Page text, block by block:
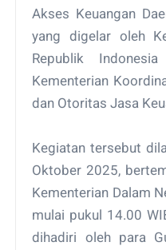
Akses Keuangan
yang digelar oleh
Republik
Kementerian
dan Otoritas Jasa
Kegiatan tersebut
Oktober 2025,
Kementerian Dalam
mulai pukul 14.00
dihadiri oleh para